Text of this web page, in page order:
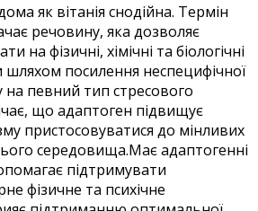
як вітанія снодійна. Термін
речовину, яка дозволяє
на фізичні, хімічні та біологічні
шляхом посилення неспецифічної
на певний тип стресового
що адаптоген підвищує
пристосовуватися до мінливих
середовища.Має адаптогенні
підтримувати
фізичне та психічне